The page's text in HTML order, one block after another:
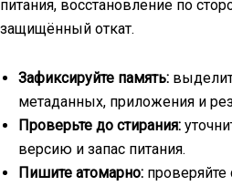
питания, восстановление по
защищённый откат.
Зафиксируйте память:
метаданных, приложения и
Проверьте до стирания:
версию и запас питания.
Пишите атомарно: проверяйте